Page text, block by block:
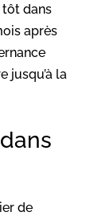
tôt dans
après
jusqu’à la
de